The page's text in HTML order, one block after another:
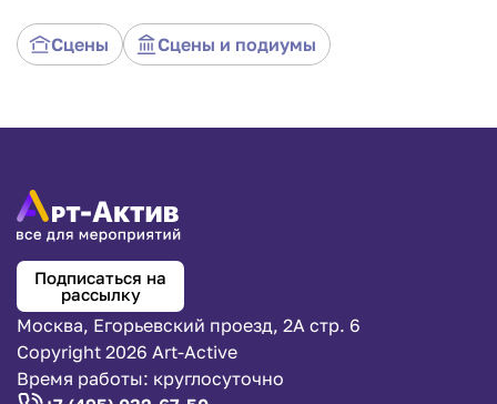
оставляет незабываемые впечатления. Благодаря
внушительным размерам, она станет визуальным
фокусом вашего мероприятия, привлекая
Сцены Сцены и подиумы
Подписаться на
рассылку
Москва, Егорьевский проезд, 2А стр. 6
Copyright 2026 Art-Active
Время работы: круглосуточно